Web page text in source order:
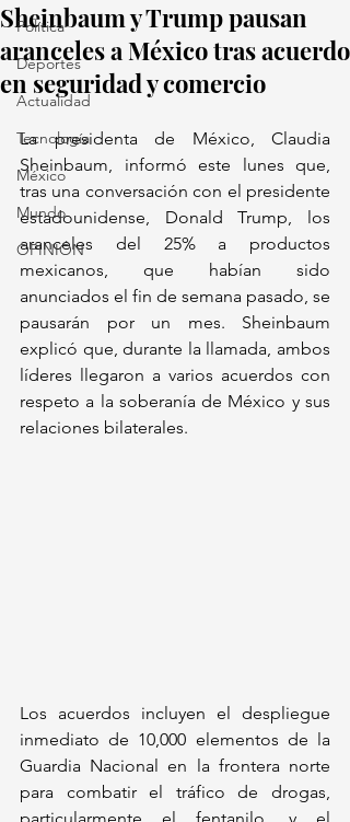
Política
Deportes
Actualidad
Tecnología
México
Mundo
OPINIÓN
Sheinbaum y Trump pausan
aranceles a México tras acuerdo
en seguridad y comercio
La presidenta de México, Claudia
Sheinbaum, informó este lunes que,
tras una conversación con el presidente
estadounidense, Donald Trump, los
aranceles del 25% a productos
mexicanos, que habían sido
anunciados el fin de semana pasado, se
pausarán por un mes. Sheinbaum
explicó que, durante la llamada, ambos
líderes llegaron a varios acuerdos con
respeto a la soberanía de México y sus
relaciones bilaterales.
Los acuerdos incluyen el despliegue
inmediato de 10,000 elementos de la
Guardia Nacional en la frontera norte
para combatir el tráfico de drogas,